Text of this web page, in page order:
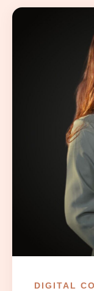
DIGITAL